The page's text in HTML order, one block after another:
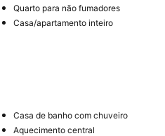
Quarto para não fumadores
Casa/apartamento inteiro
Casa de banho com chuveiro
Aquecimento central